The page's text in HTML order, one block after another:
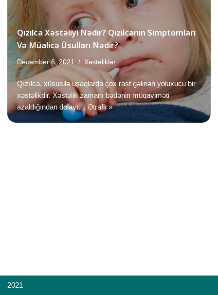
Qızılca Xəstəliyi Nədir? Qızılcanın Simptomları
Və Müalicə Üsulları Nədir?
December 6, 2021 Xəstəliklər
Qızılca, xüsusilə uşaqlarda çox rast gəlinən yoluxucu bir
xəstəlikdir. Xəstəlik zamanı bədənin müqaviməti
azaldığından dolayı… Ətraflı »
2021